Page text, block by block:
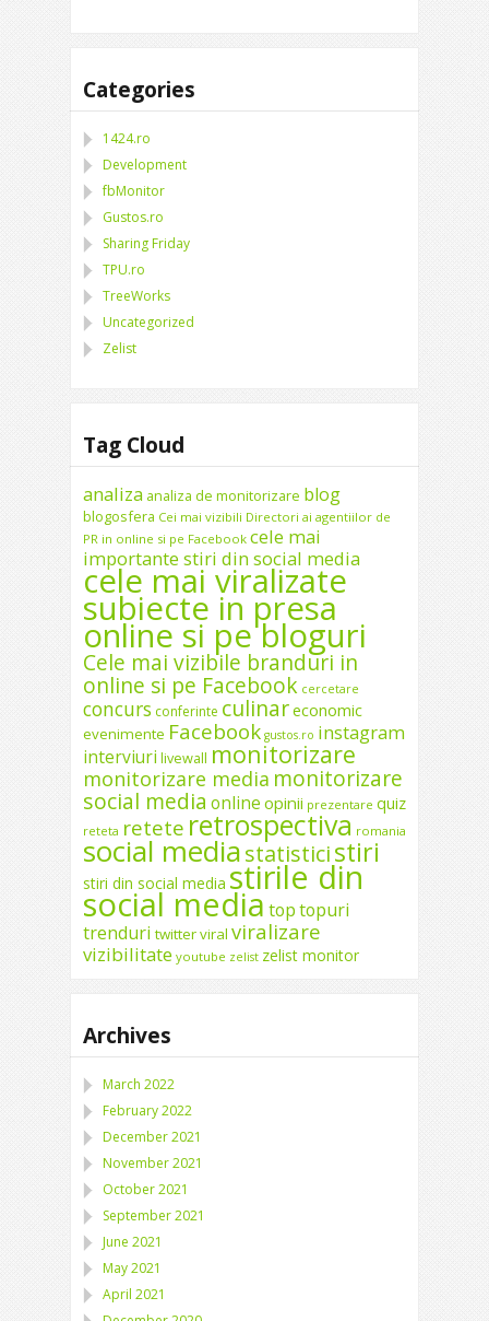
Categories
1424.ro
Development
fbMonitor
Gustos.ro
Sharing Friday
TPU.ro
TreeWorks
Uncategorized
Zelist
Tag Cloud
analiza analiza de monitorizare blog
blogosfera Cei mai vizibili Directori ai agentiilor de
PR in online si pe Facebook cele mai
importante stiri din social media
cele mai viralizate
subiecte in presa
online si pe bloguri
Cele mai vizibile branduri in
online si pe Facebook cercetare
concurs conferinte culinareconomic
evenimente Facebook gustos.ro instagram
interviuri livewall monitorizare
monitorizare media monitorizare
social media online opinii prezentare quiz
reteta retete retrospectiva romania
social mediastatisticistiri
stiri din social media stirile din
social media toptopuri
trenduri twitterviral viralizare
vizibilitate youtube zelist zelist monitor
Archives
March 2022
February 2022
December 2021
November 2021
October 2021
September 2021
June 2021
May 2021
April 2021